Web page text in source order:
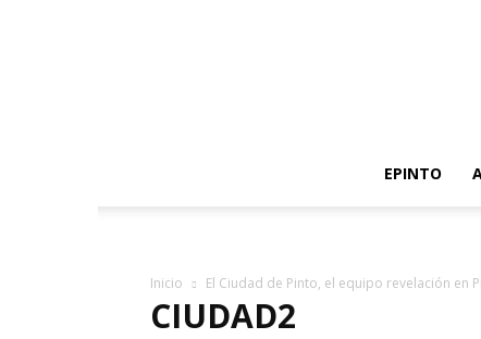
EPINTO
Inicio El Ciudad de Pinto, el equipo revelación en
CIUDAD2